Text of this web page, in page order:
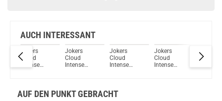
AUCH INTERESSANT
Jokers
Cloud
Intense
Jokers
Cloud
Intense
Jokers
Cloud
Intense
Jokers
Cloud
Intense
Jokers
Cloud
AUF DEN PUNKT GEBRACHT